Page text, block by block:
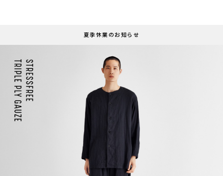
夏季休業のお知らせ